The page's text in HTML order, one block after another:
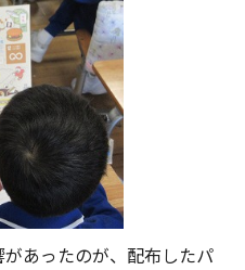
あったのが、配布したパ